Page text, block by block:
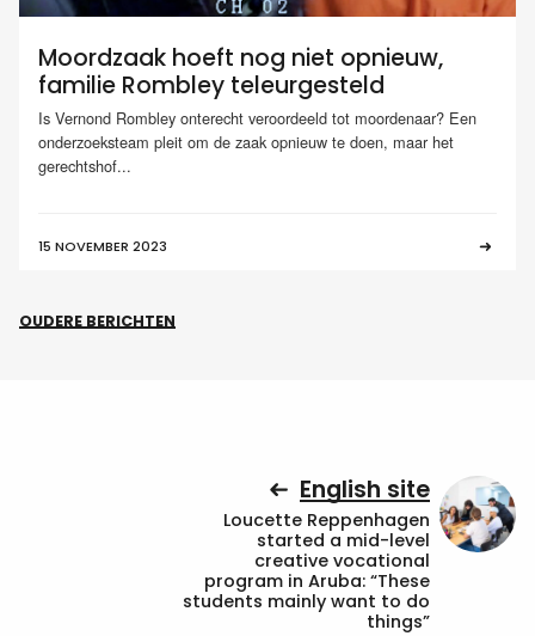
Moordzaak hoeft nog niet opnieuw,
familie Rombley teleurgesteld
Is Vernond Rombley onterecht veroordeeld tot moordenaar? Een
onderzoeksteam pleit om de zaak opnieuw te doen, maar het
gerechtshof...
15 NOVEMBER 2023
OUDERE BERICHTEN
English site
Loucette Reppenhagen
started a mid-level
creative vocational
program in Aruba: “These
students mainly want to do
things”